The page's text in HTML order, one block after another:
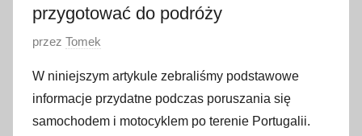
przygotować do podróży
O
u
b
l
przez Tomek
W niniejszym artykule zebraliśmy podstawowe
informacje przydatne podczas poruszania się
samochodem i motocyklem po terenie Portugalii.